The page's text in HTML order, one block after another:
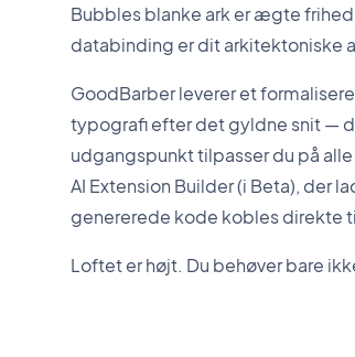
Bubbles blanke ark er ægte
databinding er dit arkitektoniske
GoodBarber leverer et
typografi efter det gyldne snit —
udgangspunkt tilpasser du på
AI Extension Builder (i Beta), der
genererede kode kobles direkte
Loftet er højt. Du behøver bare